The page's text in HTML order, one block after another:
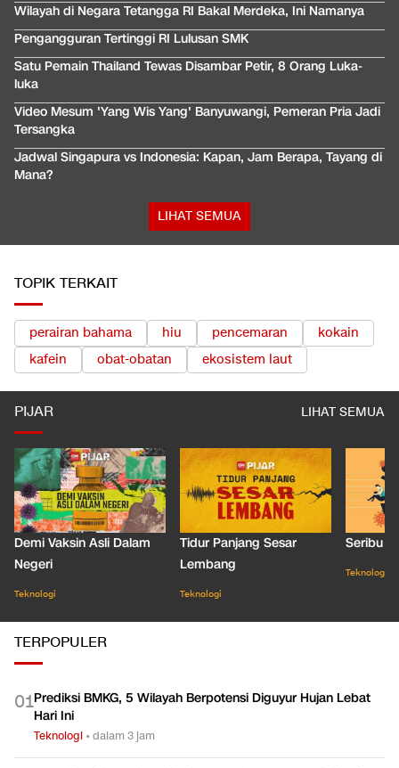
Wilayah di Negara Tetangga RI Bakal Merdeka, Ini Namanya
Pengangguran Tertinggi RI Lulusan SMK
Satu Pemain Thailand Tewas Disambar Petir, 8 Orang Luka-
luka
Video Mesum 'Yang Wis Yang' Banyuwangi, Pemeran Pria Jadi
Tersangka
Jadwal Singapura vs Indonesia: Kapan, Jam Berapa, Tayang di
Mana?
LIHAT SEMUA
TOPIK TERKAIT
perairan bahama hiu pencemaran
kokain
kafein
obat-obatan ekosistem laut
PIJAR LIHAT SEMUA
Demi Vaksin Asli Dalam
Negeri
Teknologi
Tidur Panjang Sesar
Lembang
Teknologi
Seribu
Teknologi
TERPOPULER
01Prediksi BMKG, 5 Wilayah Berpotensi Diguyur Hujan Lebat
Hari Ini
Teknologi •dalam 3 jam